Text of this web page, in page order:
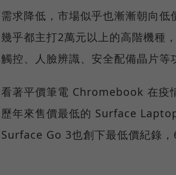
求降低，市場似乎也漸漸朝向
乎都主打2萬元以上的高階機種
控、人臉辨識、安全配備晶片等
著平價筆電 Chromebook 在疫
年來售價最低的 Surface
Go 3也創下最低價紀錄